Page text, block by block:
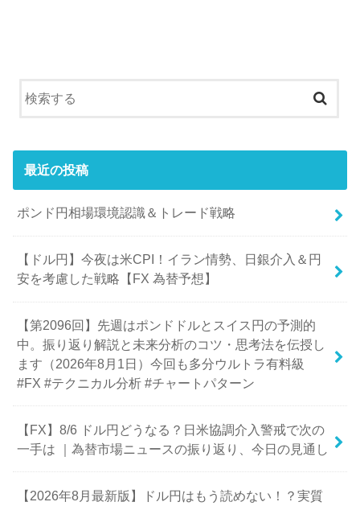
最近の投稿
ポンド円相場環境認識＆トレード戦略
【ドル円】今夜は米CPI！イラン情勢、日銀介入＆円
安を考慮した戦略【FX 為替予想】
【第2096回】先週はポンドドルとスイス円の予測的
中。振り返り解説と未来分析のコツ・思考法を伝授し
ます（2026年8月1日）今回も多分ウルトラ有料級
#FX #テクニカル分析 #チャートパターン
【FX】8/6 ドル円どうなる？日米協調介入警戒で次の
一手は ｜為替市場ニュースの振り返り、今日の見通し
【2026年8月最新版】ドル円はもう読めない！？実質